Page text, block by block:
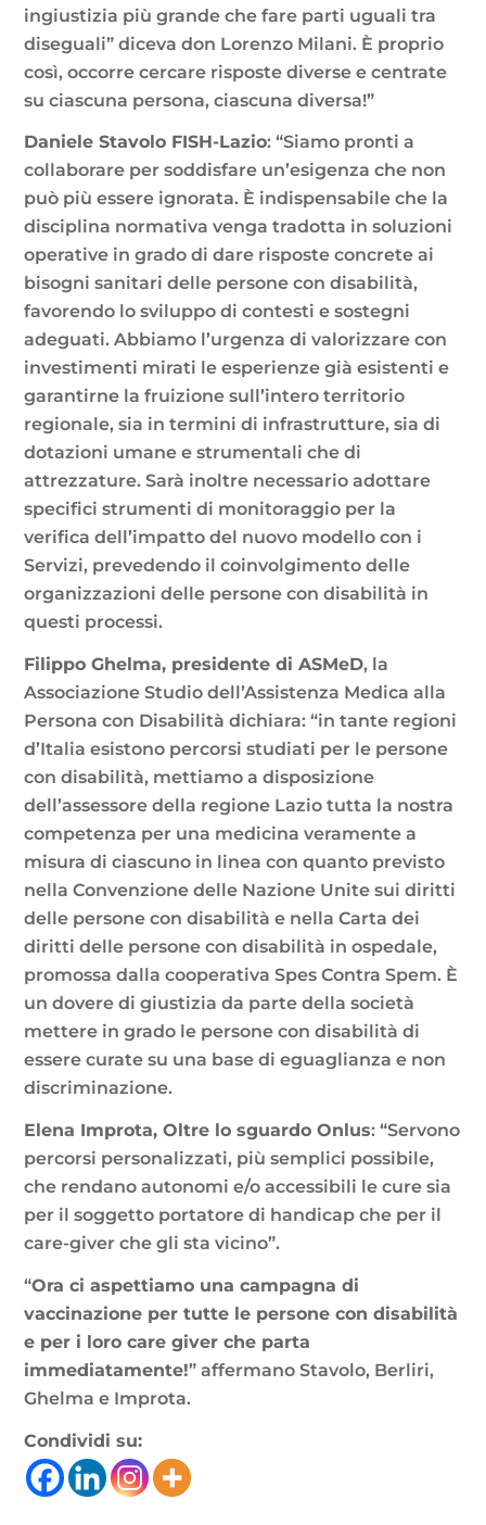
ingiustizia più grande che fare parti uguali tra
diseguali” diceva don Lorenzo Milani. È proprio
così, occorre cercare risposte diverse e centrate
su ciascuna persona, ciascuna diversa!”
Daniele Stavolo FISH-Lazio: “Siamo pronti a
collaborare per soddisfare un’esigenza che non
può più essere ignorata. È indispensabile che la
disciplina normativa venga tradotta in soluzioni
operative in grado di dare risposte concrete ai
bisogni sanitari delle persone con disabilità,
favorendo lo sviluppo di contesti e sostegni
adeguati. Abbiamo l’urgenza di valorizzare con
investimenti mirati le esperienze già esistenti e
garantirne la fruizione sull’intero territorio
regionale, sia in termini di infrastrutture, sia di
dotazioni umane e strumentali che di
attrezzature. Sarà inoltre necessario adottare
specifici strumenti di monitoraggio per la
verifica dell’impatto del nuovo modello con i
Servizi, prevedendo il coinvolgimento delle
organizzazioni delle persone con disabilità in
questi processi.
Filippo Ghelma, presidente di ASMeD, la
Associazione Studio dell’Assistenza Medica alla
Persona con Disabilità dichiara: “in tante regioni
d’Italia esistono percorsi studiati per le persone
con disabilità, mettiamo a disposizione
dell’assessore della regione Lazio tutta la nostra
competenza per una medicina veramente a
misura di ciascuno in linea con quanto previsto
nella Convenzione delle Nazione Unite sui diritti
delle persone con disabilità e nella Carta dei
diritti delle persone con disabilità in ospedale,
promossa dalla cooperativa Spes Contra Spem. È
un dovere di giustizia da parte della società
mettere in grado le persone con disabilità di
essere curate su una base di eguaglianza e non
discriminazione.
Elena Improta, Oltre lo sguardo Onlus: “Servono
percorsi personalizzati, più semplici possibile,
che rendano autonomi e/o accessibili le cure sia
per il soggetto portatore di handicap che per il
care-giver che gli sta vicino”.
“Ora ci aspettiamo una campagna di
vaccinazione per tutte le persone con disabilità
e per i loro care giver che parta
immediatamente!” affermano Stavolo, Berliri,
Ghelma e Improta.
Condividi su: